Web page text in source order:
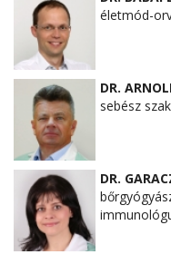
életmód-
DR.
sebész
DR.